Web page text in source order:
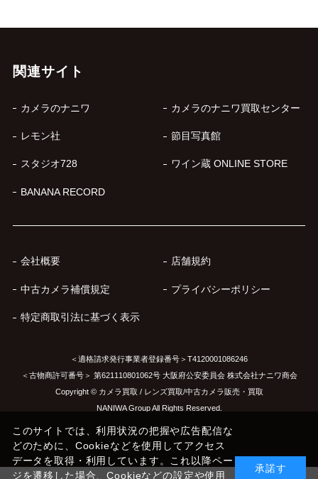
関連サイト
カメラのナニワ カメラのナニワ買取センター
レモン社 節目写真館
スタジオ728 ワイン蔵 ONLINE STORE
BANANA RECORD
会社概要 店舗規約
中古カメラ補償規定 プライバシーポリシー
特定商取引法に基づく表示
＜適格請求発行事業者登録番号＞T4120001086246
＜古物商許可番号＞ 第621110801062号 大阪府公安委員会 株式会社ナニワ商会
Copyright © カメラ買取 / レンズ買取/中古カメラ販売・買取
NANIWA Group All Rights Reserved.
このサイトでは、利用状況の把握や広告配信な
どのために、Cookieなどを使用してアクセス
データを取得・利用しています。これ以降ペー
ジを遷移した場合、Cookieなどの設定や使用
承諾す